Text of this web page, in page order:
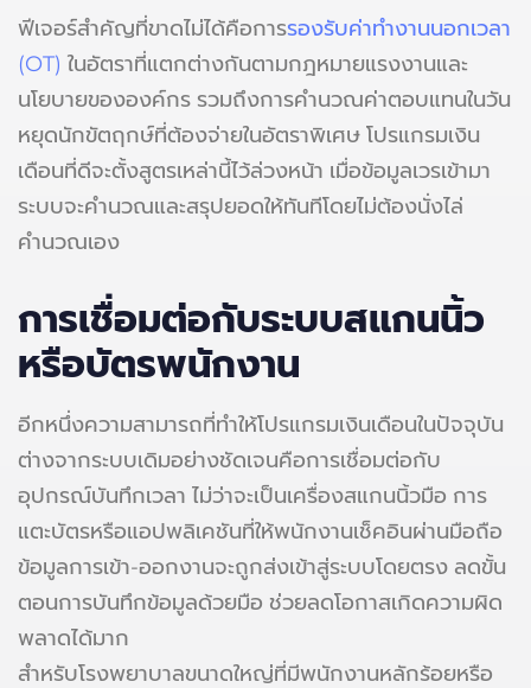
ฟีเจอร์สำคัญที่ขาดไม่ได้คือการรองรับค่าทำงานนอกเวลา
(OT) ในอัตราที่แตกต่างกันตามกฎหมายแรงงานและ
นโยบายขององค์กร รวมถึงการคำนวณค่าตอบแทนในวัน
หยุดนักขัตฤกษ์ที่ต้องจ่ายในอัตราพิเศษ โปรแกรมเงิน
เดือนที่ดีจะตั้งสูตรเหล่านี้ไว้ล่วงหน้า เมื่อข้อมูลเวรเข้ามา
ระบบจะคำนวณและสรุปยอดให้ทันทีโดยไม่ต้องนั่งไล่
คำนวณเอง
การเชื่อมต่อกับระบบสแกนนิ้ว
หรือบัตรพนักงาน
อีกหนึ่งความสามารถที่ทำให้โปรแกรมเงินเดือนในปัจจุบัน
ต่างจากระบบเดิมอย่างชัดเจนคือการเชื่อมต่อกับ
อุปกรณ์บันทึกเวลา ไม่ว่าจะเป็นเครื่องสแกนนิ้วมือ การ
แตะบัตรหรือแอปพลิเคชันที่ให้พนักงานเช็คอินผ่านมือถือ
ข้อมูลการเข้า-ออกงานจะถูกส่งเข้าสู่ระบบโดยตรง ลดขั้น
ตอนการบันทึกข้อมูลด้วยมือ ช่วยลดโอกาสเกิดความผิด
พลาดได้มาก
สำหรับโรงพยาบาลขนาดใหญ่ที่มีพนักงานหลักร้อยหรือ